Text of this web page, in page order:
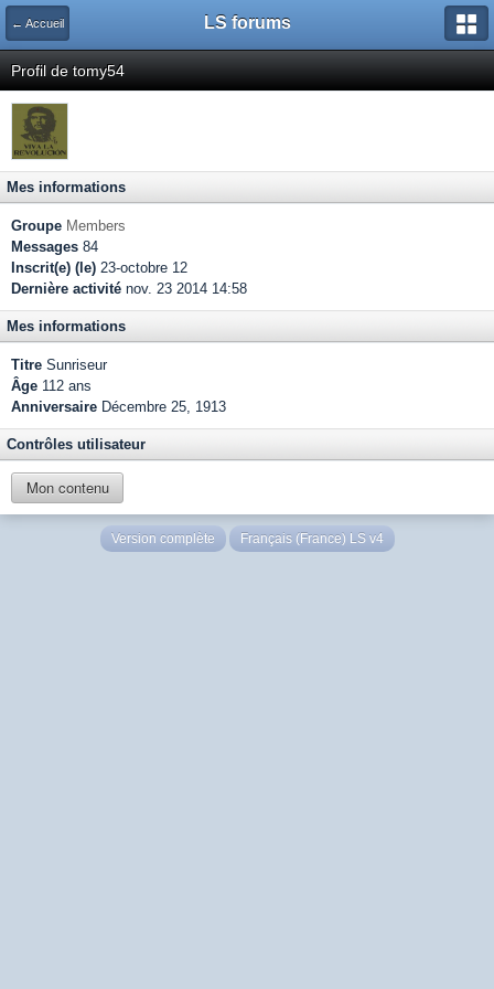
← Accueil LS forums
Profil de tomy54
Mes informations
Groupe Members
Messages 84
Inscrit(e) (le) 23-octobre 12
Dernière activité nov. 23 2014 14:58
Mes informations
Titre Sunriseur
Âge 112 ans
Anniversaire Décembre 25, 1913
Contrôles utilisateur
Mon contenu
Version complète Français (France) LS v4